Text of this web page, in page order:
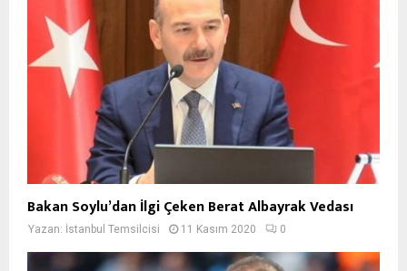
Bakan Soylu’dan İlgi Çeken Berat Albayrak Vedası
Yazan: İstanbul Temsilcisi 11 Kasım 2020 0